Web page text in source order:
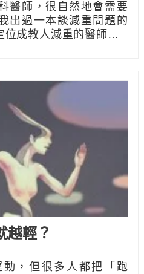
醫師，很自然地會需要
出過一本談減重問題的
位成教人減重的醫師…
越輕？
，但很多人都把「跑